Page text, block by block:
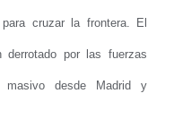
cruzar la frontera. El
derrotado por las fuerzas
desde Madrid y